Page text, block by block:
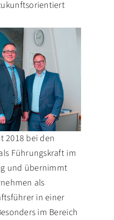
2018 bei den
Führungskraft im
und übernimmt
als
in einer
im Bereich